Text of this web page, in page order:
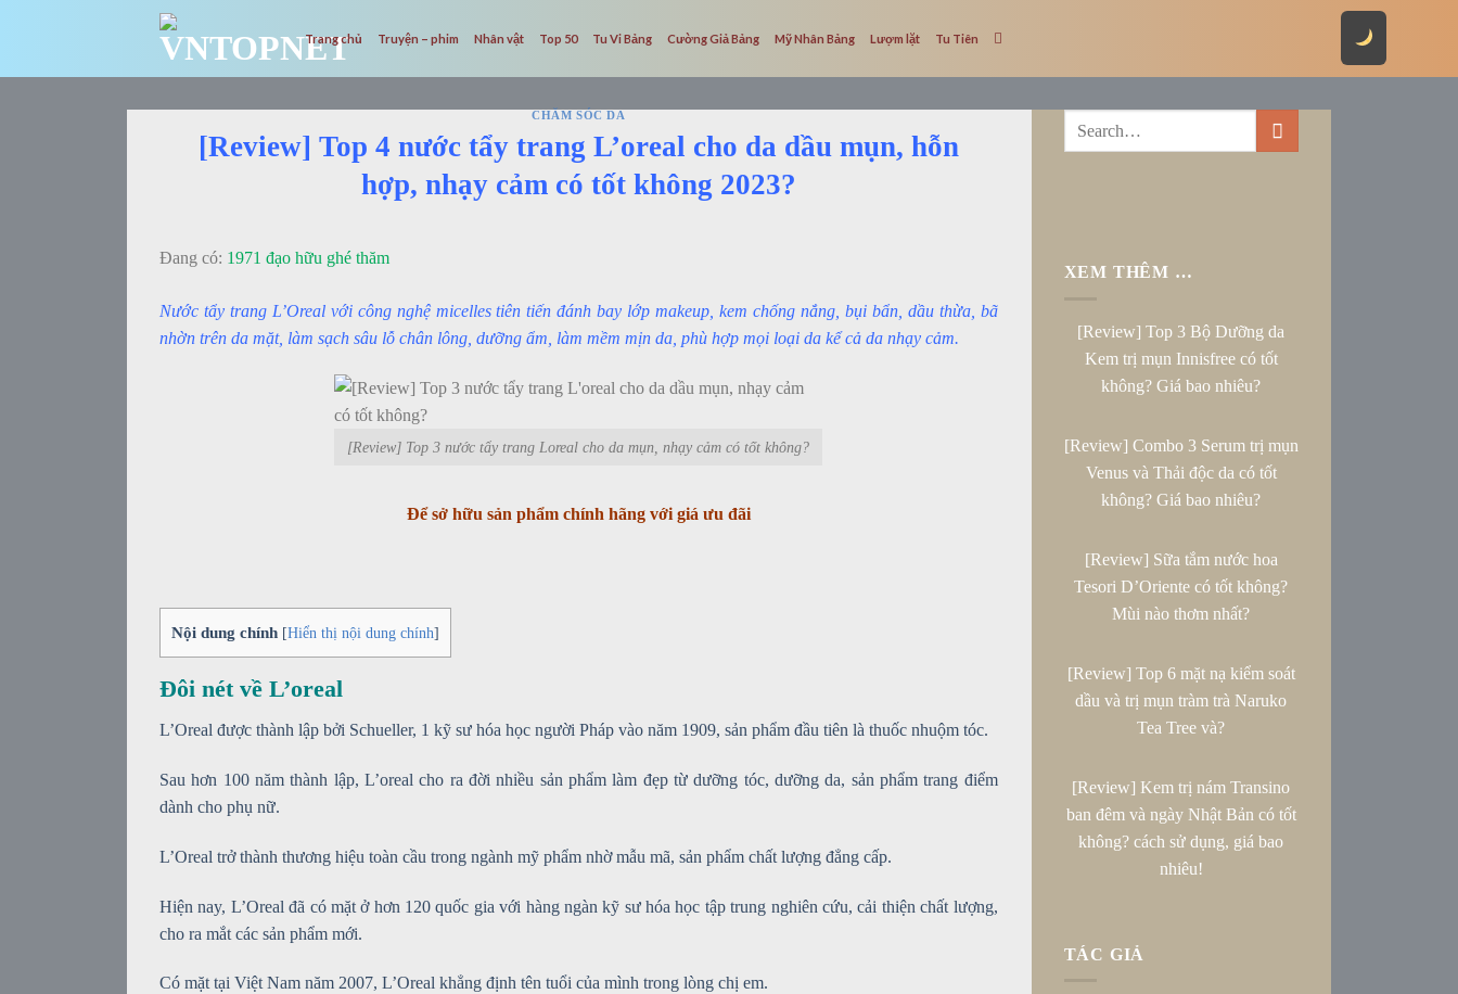
Trang chủ Truyện – phim Nhân vật Top 50 Tu Vi Bảng Cường Giả Bảng Mỹ Nhân Bảng Lượm lặt Tu Tiên
CHĂM SÓC DA
[Review] Top 4 nước tẩy trang L’oreal cho da dầu mụn, hỗn
hợp, nhạy cảm có tốt không 2023?
Đang có: 1971 đạo hữu ghé thăm
Nước tẩy trang L’Oreal với công nghệ micelles tiên tiến đánh bay lớp makeup, kem chống nắng, bụi bẩn, dầu thừa, bã
nhờn trên da mặt, làm sạch sâu lỗ chân lông, dưỡng ẩm, làm mềm mịn da, phù hợp mọi loại da kể cả da nhạy cảm.
[Review] Top 3 nước tẩy trang Loreal cho da mụn, nhạy cảm có tốt không?
Để sở hữu sản phẩm chính hãng với giá ưu đãi
Nội dung chính [Hiển thị nội dung chính]
Đôi nét về L’oreal
L’Oreal được thành lập bởi Schueller, 1 kỹ sư hóa học người Pháp vào năm 1909, sản phẩm đầu tiên là thuốc nhuộm tóc.
Sau hơn 100 năm thành lập, L’oreal cho ra đời nhiều sản phẩm làm đẹp từ dưỡng tóc, dưỡng da, sản phẩm trang điểm
dành cho phụ nữ.
L’Oreal trở thành thương hiệu toàn cầu trong ngành mỹ phẩm nhờ mẫu mã, sản phẩm chất lượng đẳng cấp.
Hiện nay, L’Oreal đã có mặt ở hơn 120 quốc gia với hàng ngàn kỹ sư hóa học tập trung nghiên cứu, cải thiện chất lượng,
cho ra mắt các sản phẩm mới.
Có mặt tại Việt Nam năm 2007, L’Oreal khẳng định tên tuổi của mình trong lòng chị em.
XEM THÊM …
[Review] Top 3 Bộ Dưỡng da
Kem trị mụn Innisfree có tốt
không? Giá bao nhiêu?
[Review] Combo 3 Serum trị mụn
Venus và Thải độc da có tốt
không? Giá bao nhiêu?
[Review] Sữa tắm nước hoa
Tesori D’Oriente có tốt không?
Mùi nào thơm nhất?
[Review] Top 6 mặt nạ kiểm soát
dầu và trị mụn tràm trà Naruko
Tea Tree và?
[Review] Kem trị nám Transino
ban đêm và ngày Nhật Bản có tốt
không? cách sử dụng, giá bao
nhiêu!
TÁC GIẢ